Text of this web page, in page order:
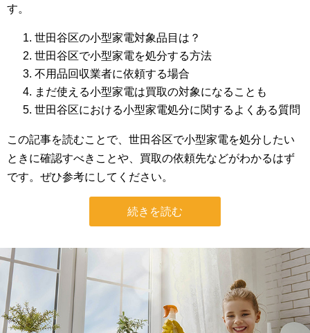
す。
世田谷区の小型家電対象品目は？
世田谷区で小型家電を処分する方法
不用品回収業者に依頼する場合
まだ使える小型家電は買取の対象になることも
世田谷区における小型家電処分に関するよくある質問
この記事を読むことで、世田谷区で小型家電を処分したい
ときに確認すべきことや、買取の依頼先などがわかるはず
です。ぜひ参考にしてください。
続きを読む